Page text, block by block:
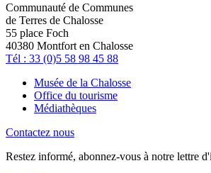
Communauté de Communes
de Terres de Chalosse
55 place Foch
40380 Montfort en Chalosse
Tél : 33 (0)5 58 98 45 88
Musée de la Chalosse
Office du tourisme
Médiathèques
Contactez nous
Restez informé, abonnez-vous à notre lettre